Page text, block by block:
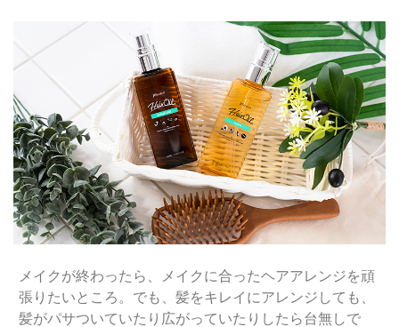
メイクが終わったら、メイクに合ったヘアアレンジを頑
張りたいところ。でも、髪をキレイにアレンジしても、
髪がパサついていたり広がっていたりしたら台無しで